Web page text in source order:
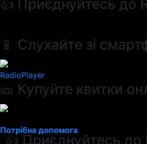
👍 Приєднуйтесь до
📱 Слухайте зі
RadioPlayer
🎫 Купуйте квитки
Потрібна допомога
👍 Приєднуйтесь до